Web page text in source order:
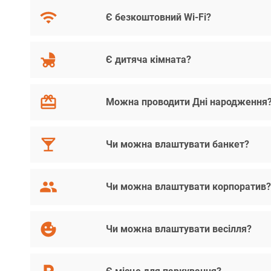
Є безкоштовний Wi-Fi?
Є дитяча кімната?
Можна проводити Дні
Чи можна влаштувати банкет?
Чи можна влаштувати корпоратив?
Чи можна влаштувати весілля?